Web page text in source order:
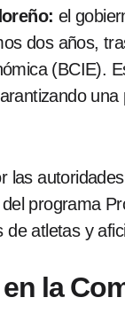
el
dos años,
(BCIE).
las
programa
de atletas y
la